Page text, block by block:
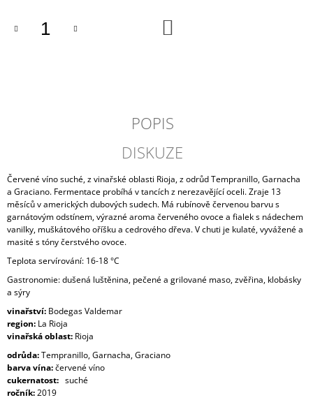
POPIS
DISKUZE
Červené víno suché, z vinařské oblasti Rioja, z odrůd Tempranillo, Garnacha
a Graciano. Fermentace probíhá v tancích z nerezavějící oceli. Zraje 13
měsíců v amerických dubových sudech. Má rubínově červenou barvu s
garnátovým odstínem, výrazné aroma červeného ovoce a fialek s nádechem
vanilky, muškátového oříšku a cedrového dřeva. V chuti je kulaté, vyvážené a
masité s tóny čerstvého ovoce.
Teplota servírování: 16-18 °C
Gastronomie: dušená luštěnina, pečené a grilované maso, zvěřina, klobásky
a sýry
vinařství: Bodegas Valdemar
region: La Rioja
vinařská oblast: Rioja
odrůda:Tempranillo, Garnacha, Graciano
barva vína:červené víno
cukernatost: suché
ročník:2019
E